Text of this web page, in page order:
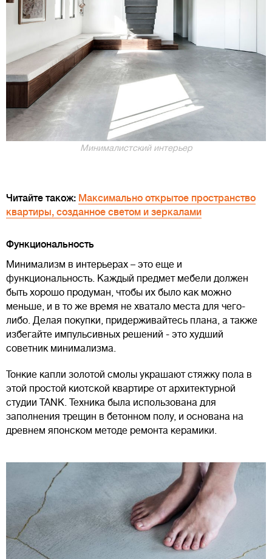
Минималистский интерьер
Читайте також: Максимально открытое пространство
квартиры, созданное светом и зеркалами
Функциональность
Минимализм в интерьерах – это еще и
функциональность. Каждый предмет мебели должен
быть хорошо продуман, чтобы их было как можно
меньше, и в то же время не хватало места для чего-
либо. Делая покупки, придерживайтесь плана, а также
избегайте импульсивных решений - это худший
советник минимализма.
Тонкие капли золотой смолы украшают стяжку пола в
этой простой киотской квартире от архитектурной
студии TANK. Техника была использована для
заполнения трещин в бетонном полу, и основана на
древнем японском методе ремонта керамики.